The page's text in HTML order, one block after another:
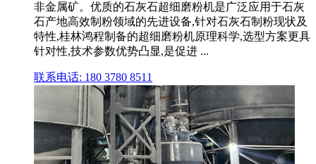
非金属矿。优质的石灰石超细磨粉机是广泛应用于石灰
石产地高效制粉领域的先进设备,针对石灰石制粉现状及
特性,桂林鸿程制备的超细磨粉机原理科学,选型方案更具
针对性,技术参数优势凸显,是促进 ...
联系电话: 180 3780 8511